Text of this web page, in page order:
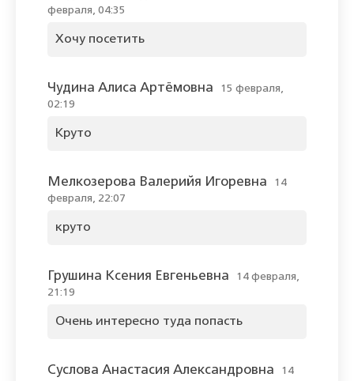
февраля, 04:35
Хочу посетить
Чудина Алиса Артёмовна
15 февраля,
02:19
Круто
Мелкозерова Валерийя Игоревна
14
февраля, 22:07
круто
Грушина Ксения Евгеньевна
14 февраля,
21:19
Очень интересно туда попасть
Суслова Анастасия Александровна
14